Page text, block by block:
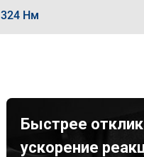
324 Нм
Быстрее
ускорение